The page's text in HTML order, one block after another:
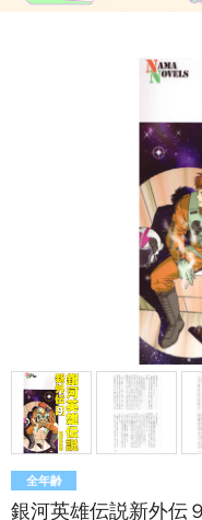
全年齢
銀河英雄伝説新外伝９